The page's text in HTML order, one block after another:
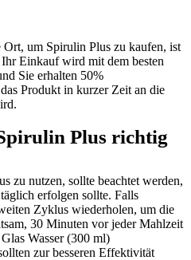
Ort, um Spirulin Plus zu kaufen, ist
Einkauf wird mit dem besten
Sie erhalten 50%
Produkt in kurzer Zeit an die
Plus richtig
zu nutzen, sollte beachtet werden,
erfolgen sollte. Falls
Zyklus wiederholen, um die
30 Minuten vor jeder Mahlzeit
Wasser (300 ml)
zur besseren Effektivität